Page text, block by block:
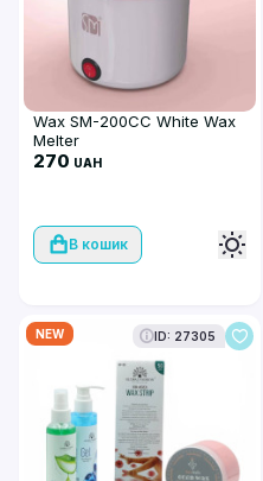
Wax SM-200CC White Wax
Melter
270 UAH
В кошик
NEW ID: 27305